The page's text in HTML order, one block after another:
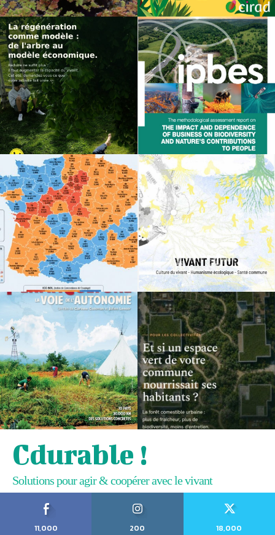
Cdurable !
Solutions pour agir & coopérer avec le vivant
11,000
200
18,000